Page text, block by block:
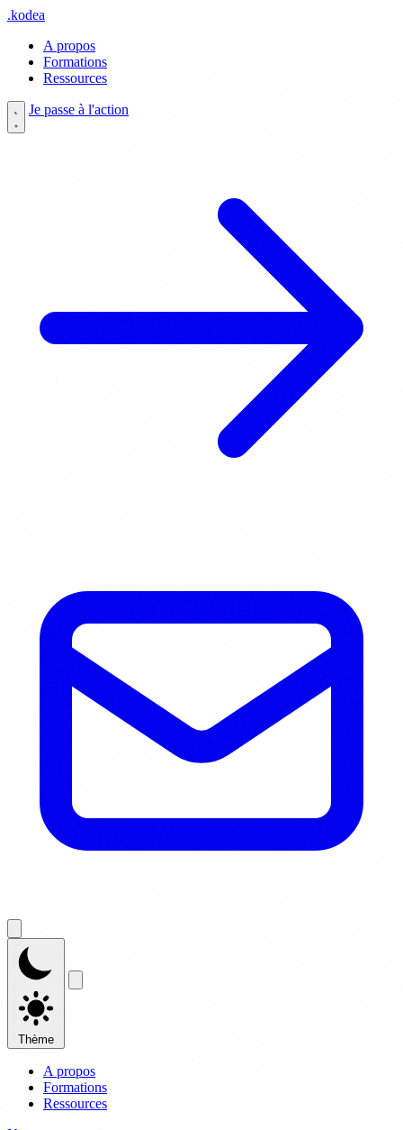
.kodea
A propos
Formations
Ressources
Je passe à l'action
Thème
A propos
Formations
Ressources